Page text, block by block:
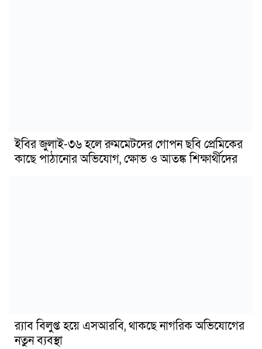
ইবির জুলাই-৩৬ হলে রুমমেটদের গোপন ছবি প্রেমিকের
কাছে পাঠানোর অভিযোগ, ক্ষোভ ও আতঙ্ক শিক্ষার্থীদের
র‍্যাব বিলুপ্ত হয়ে এসআরবি, থাকছে নাগরিক অভিযোগের
নতুন ব্যবস্থা